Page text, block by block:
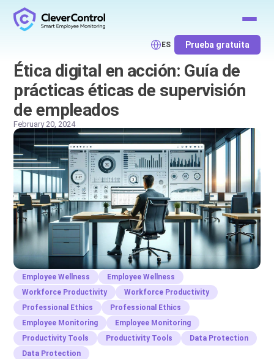
ES Prueba gratuita
Ética digital en acción: Guía de
prácticas éticas de supervisión
de empleados
February 20, 2024
Employee Wellness
Employee Wellness
Workforce Productivity
Workforce Productivity
Professional Ethics
Professional Ethics
Employee Monitoring
Employee Monitoring
Productivity Tools
Productivity Tools
Data Protection
Data Protection